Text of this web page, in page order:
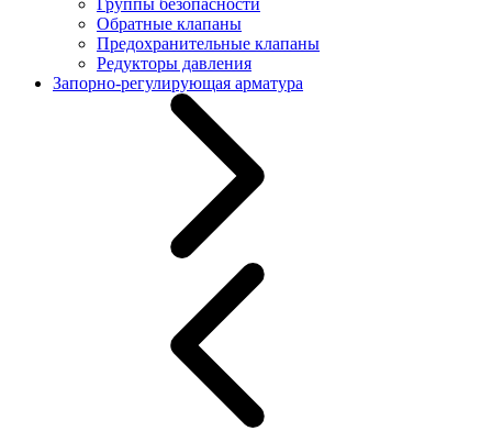
Группы безопасности
Обратные клапаны
Предохранительные клапаны
Редукторы давления
Запорно-регулирующая арматура